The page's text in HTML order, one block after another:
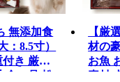
無添加食
：8.5寸）
き 厳選
全22品 松
【厳
材の
お魚
素材